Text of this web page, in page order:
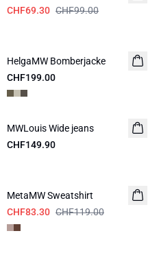
CHF69.30 CHF99.00
HelgaMW Bomberjacke
CHF199.00
MWLouis Wide jeans
CHF149.90
MetaMW Sweatshirt
CHF83.30 CHF119.00